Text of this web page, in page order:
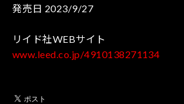
発売日 2023/9/27
リイド社WEBサイト
www.leed.co.jp/4910138271134